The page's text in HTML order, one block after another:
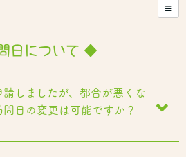
日について ◆
しましたが、都合が悪くな
日の変更は可能ですか？